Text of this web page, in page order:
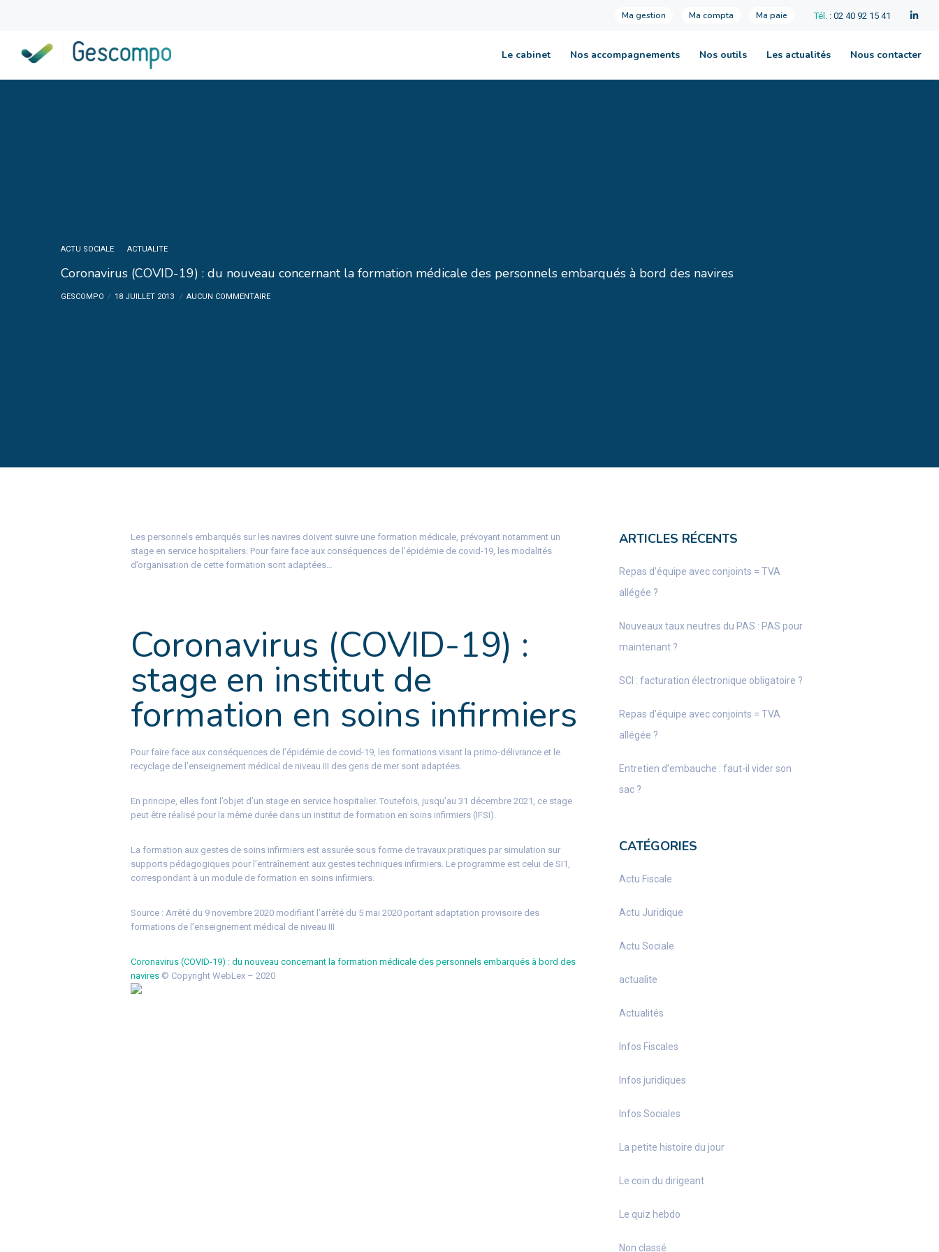
Ma gestion Ma compta Ma paie Tél. : 02 40 92 15 41
Le cabinet Nos accompagnements Nos outils Les actualités Nous contacter
ACTU SOCIALE ACTUALITE
Coronavirus (COVID-19) : du nouveau concernant la formation médicale des personnels embarqués à bord des navires
GESCOMPO 18 JUILLET 2013 AUCUN COMMENTAIRE
Les personnels embarqués sur les navires doivent suivre une formation médicale, prévoyant notamment un
stage en service hospitaliers. Pour faire face aux conséquences de l’épidémie de covid-19, les modalités
d’organisation de cette formation sont adaptées…
Coronavirus (COVID-19) :
stage en institut de
formation en soins infirmiers
Pour faire face aux conséquences de l’épidémie de covid-19, les formations visant la primo-délivrance et le
recyclage de l’enseignement médical de niveau III des gens de mer sont adaptées.
En principe, elles font l’objet d’un stage en service hospitalier. Toutefois, jusqu’au 31 décembre 2021, ce stage
peut être réalisé pour la même durée dans un institut de formation en soins infirmiers (IFSI).
La formation aux gestes de soins infirmiers est assurée sous forme de travaux pratiques par simulation sur
supports pédagogiques pour l’entraînement aux gestes techniques infirmiers. Le programme est celui de SI1,
correspondant à un module de formation en soins infirmiers.
Source : Arrêté du 9 novembre 2020 modifiant l’arrêté du 5 mai 2020 portant adaptation provisoire des
formations de l’enseignement médical de niveau III
Coronavirus (COVID-19) : du nouveau concernant la formation médicale des personnels embarqués à bord des
navires © Copyright WebLex – 2020
ARTICLES RÉCENTS
Repas d’équipe avec conjoints = TVA
allégée ?
Nouveaux taux neutres du PAS : PAS pour
maintenant ?
SCI : facturation électronique obligatoire ?
Repas d’équipe avec conjoints = TVA
allégée ?
Entretien d’embauche : faut-il vider son
sac ?
CATÉGORIES
Actu Fiscale
Actu Juridique
Actu Sociale
actualite
Actualités
Infos Fiscales
Infos juridiques
Infos Sociales
La petite histoire du jour
Le coin du dirigeant
Le quiz hebdo
Non classé